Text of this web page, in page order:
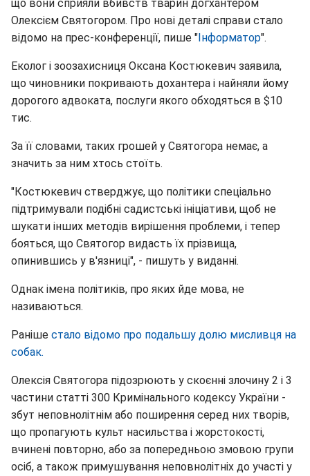
що вони сприяли вбивств тварин догхантером
Олексієм Святогором. Про нові деталі справи стало
відомо на прес-конференції, пише "Інформатор".
Еколог і зоозахисниця Оксана Костюкевич заявила,
що чиновники покривають дохантера і найняли йому
дорогого адвоката, послуги якого обходяться в $10
тис.
За її словами, таких грошей у Святогора немає, а
значить за ним хтось стоїть.
"Костюкевич стверджує, що політики спеціально
підтримували подібні садистські ініціативи, щоб не
шукати інших методів вирішення проблеми, і тепер
бояться, що Святогор видасть їх прізвища,
опинившись у в'язниці", - пишуть у виданні.
Однак імена політиків, про яких йде мова, не
називаються.
Раніше стало відомо про подальшу долю мисливця на
собак.
Олексія Святогора підозрюють у скоєнні злочину 2 і 3
частини статті 300 Кримінального кодексу України -
збут неповнолітнім або поширення серед них творів,
що пропагують культ насильства і жорстокості,
вчинені повторно, або за попередньою змовою групи
осіб, а також примушування неповнолітніх до участі у